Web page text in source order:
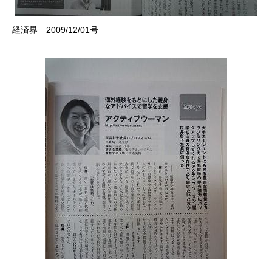
経済界 2009/12/01号